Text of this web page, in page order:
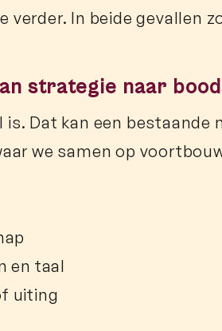
verder. In beide gevallen
strategie naar
is. Dat kan een bestaande
we samen op
en taal
uiting